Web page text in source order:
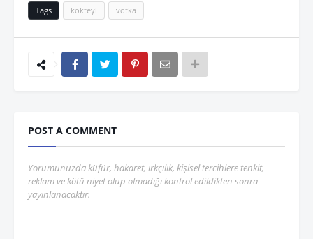
Tags kokteyl votka
POST A COMMENT
Yorumunuzda küfür, hakaret, ırkçılık, kişisel tercihlere tenkit,
reklam ve kötü niyet olup olmadığı kontrol edildikten sonra
yayınlanacaktır.